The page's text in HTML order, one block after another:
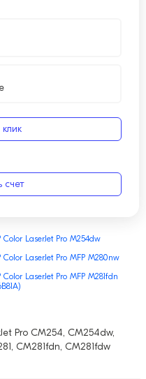
клик
счет
Color LaserJet Pro M254dw
Color LaserJet Pro MFP M280nw
Color LaserJet Pro MFP M281fdn
Pro CM254, CM254dw,
CM281fdn, CM281fdw